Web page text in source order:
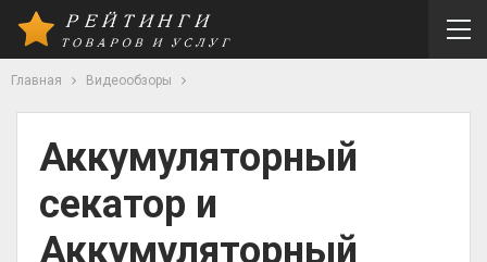
Главная Видеообзоры
Аккумуляторный
секатор и
Аккумуляторный